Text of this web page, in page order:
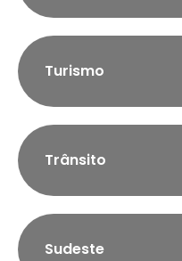
Turismo
Trânsito
Sudeste